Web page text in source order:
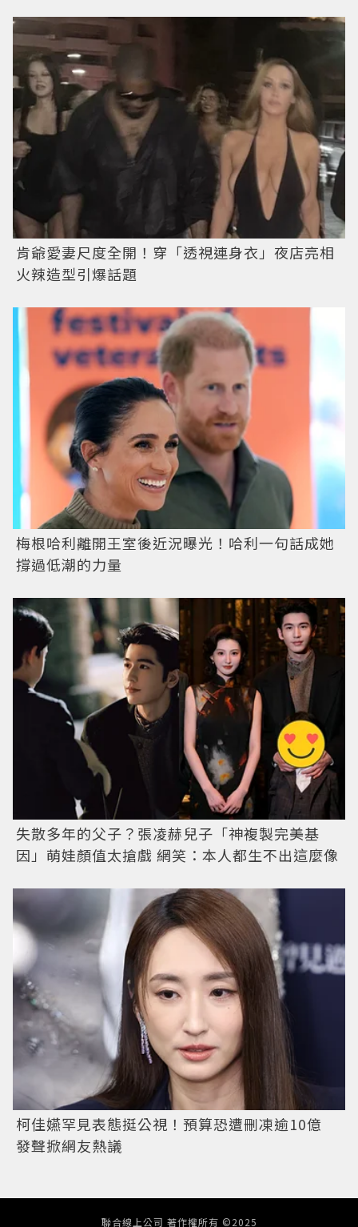
肯爺愛妻尺度全開！穿「透視連身衣」夜店亮相
火辣造型引爆話題
梅根哈利離開王室後近況曝光！哈利一句話成她
撐過低潮的力量
失散多年的父子？張凌赫兒子「神複製完美基
因」萌娃顏值太搶戲 網笑：本人都生不出這麼像
柯佳嬿罕見表態挺公視！預算恐遭刪凍逾10億
發聲掀網友熱議
聯合線上公司 著作權所有 ©2025